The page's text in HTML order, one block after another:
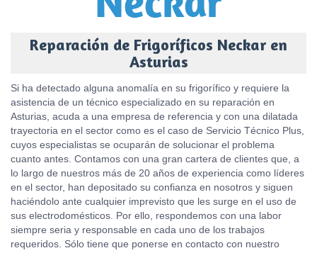
Reparación de Frigoríficos Neckar en
Asturias
Si ha detectado alguna anomalía en su frigorífico y requiere la
asistencia de un técnico especializado en su reparación en
Asturias, acuda a una empresa de referencia y con una dilatada
trayectoria en el sector como es el caso de Servicio Técnico Plus,
cuyos especialistas se ocuparán de solucionar el problema
cuanto antes. Contamos con una gran cartera de clientes que, a
lo largo de nuestros más de 20 años de experiencia como líderes
en el sector, han depositado su confianza en nosotros y siguen
haciéndolo ante cualquier imprevisto que les surge en el uso de
sus electrodomésticos. Por ello, respondemos con una labor
siempre seria y responsable en cada uno de los trabajos
requeridos. Sólo tiene que ponerse en contacto con nuestro